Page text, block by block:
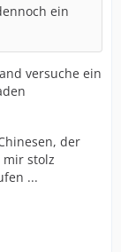
ein
versuche ein
der
mir stolz
...